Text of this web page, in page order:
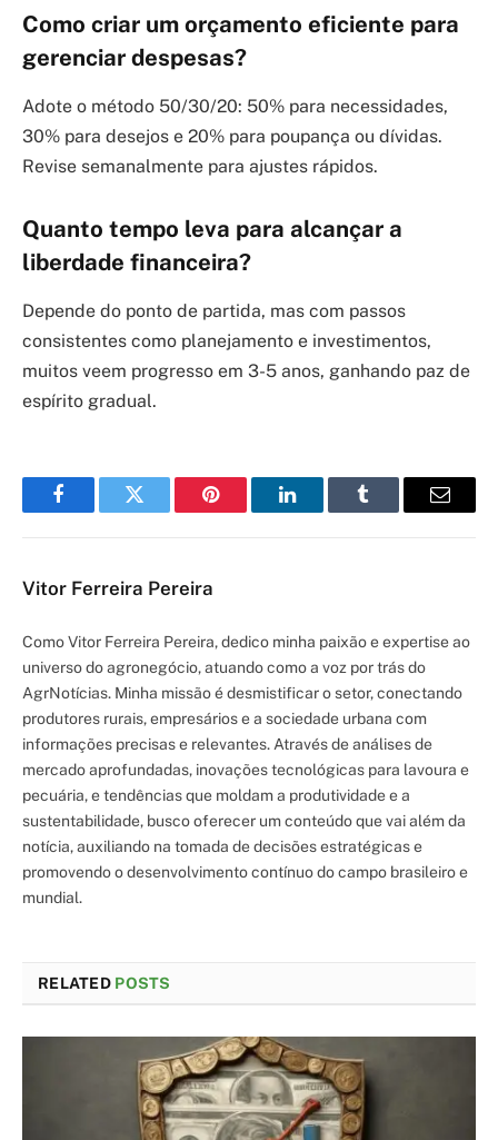
Como criar um orçamento eficiente para
gerenciar despesas?
Adote o método 50/30/20: 50% para necessidades,
30% para desejos e 20% para poupança ou dívidas.
Revise semanalmente para ajustes rápidos.
Quanto tempo leva para alcançar a
liberdade financeira?
Depende do ponto de partida, mas com passos
consistentes como planejamento e investimentos,
muitos veem progresso em 3-5 anos, ganhando paz de
espírito gradual.
FacebookTwitter Pinterest LinkedInTumblr Email
Vitor Ferreira Pereira
Como Vitor Ferreira Pereira, dedico minha paixão e expertise ao
universo do agronegócio, atuando como a voz por trás do
AgrNotícias. Minha missão é desmistificar o setor, conectando
produtores rurais, empresários e a sociedade urbana com
informações precisas e relevantes. Através de análises de
mercado aprofundadas, inovações tecnológicas para lavoura e
pecuária, e tendências que moldam a produtividade e a
sustentabilidade, busco oferecer um conteúdo que vai além da
notícia, auxiliando na tomada de decisões estratégicas e
promovendo o desenvolvimento contínuo do campo brasileiro e
mundial.
RELATED POSTS